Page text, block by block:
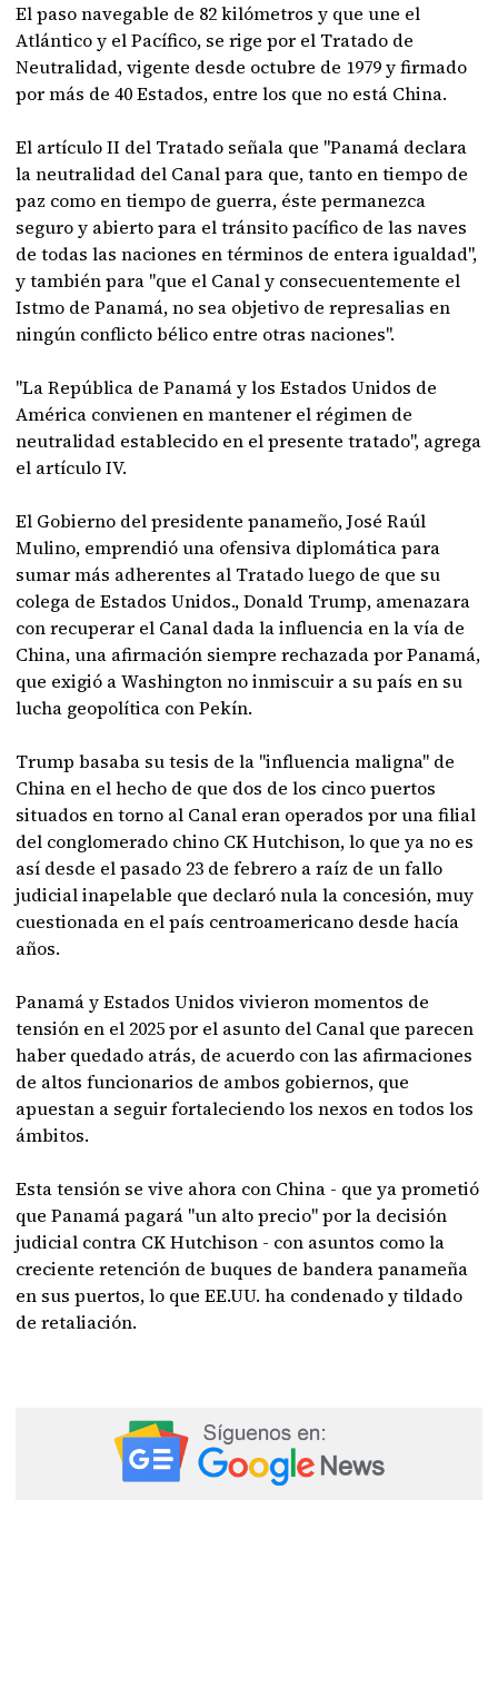
El paso navegable de 82 kilómetros y que une el
Atlántico y el Pacífico, se rige por el Tratado de
Neutralidad, vigente desde octubre de 1979 y firmado
por más de 40 Estados, entre los que no está China.
El artículo II del Tratado señala que "Panamá declara
la neutralidad del Canal para que, tanto en tiempo de
paz como en tiempo de guerra, éste permanezca
seguro y abierto para el tránsito pacífico de las naves
de todas las naciones en términos de entera igualdad",
y también para "que el Canal y consecuentemente el
Istmo de Panamá, no sea objetivo de represalias en
ningún conflicto bélico entre otras naciones".
"La República de Panamá y los Estados Unidos de
América convienen en mantener el régimen de
neutralidad establecido en el presente tratado", agrega
el artículo IV.
El Gobierno del presidente panameño, José Raúl
Mulino, emprendió una ofensiva diplomática para
sumar más adherentes al Tratado luego de que su
colega de Estados Unidos., Donald Trump, amenazara
con recuperar el Canal dada la influencia en la vía de
China, una afirmación siempre rechazada por Panamá,
que exigió a Washington no inmiscuir a su país en su
lucha geopolítica con Pekín.
Trump basaba su tesis de la "influencia maligna" de
China en el hecho de que dos de los cinco puertos
situados en torno al Canal eran operados por una filial
del conglomerado chino CK Hutchison, lo que ya no es
así desde el pasado 23 de febrero a raíz de un fallo
judicial inapelable que declaró nula la concesión, muy
cuestionada en el país centroamericano desde hacía
años.
Panamá y Estados Unidos vivieron momentos de
tensión en el 2025 por el asunto del Canal que parecen
haber quedado atrás, de acuerdo con las afirmaciones
de altos funcionarios de ambos gobiernos, que
apuestan a seguir fortaleciendo los nexos en todos los
ámbitos.
Esta tensión se vive ahora con China - que ya prometió
que Panamá pagará "un alto precio" por la decisión
judicial contra CK Hutchison - con asuntos como la
creciente retención de buques de bandera panameña
en sus puertos, lo que EE.UU. ha condenado y tildado
de retaliación.